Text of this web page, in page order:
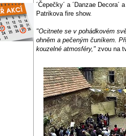
´Čepečky´ a ´Danzae
Patrikova fire show.
"Ocitnete se v pohádkovém
ohněm a pečeným čuníkem.
kouzelné atmosféry," zvou na